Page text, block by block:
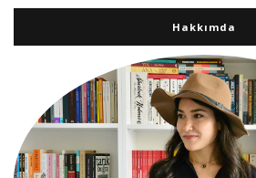
Hakkımda